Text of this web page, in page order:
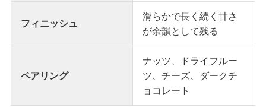
フィニッシュ
滑らかで長く続く甘さ
が余韻として残る
ペアリング
ナッツ、ドライフルー
ツ、チーズ、ダークチ
ョコレート